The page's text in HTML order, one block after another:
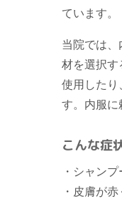
ています。
当院では
材を選択す
使用したり
す。内服に
こんな症
・シャン
・皮膚が